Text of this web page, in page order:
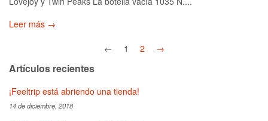
Leer más →
← 1 2 →
Artículos recientes
¡Feeltrip está abriendo una tienda!
14 de diciembre, 2018